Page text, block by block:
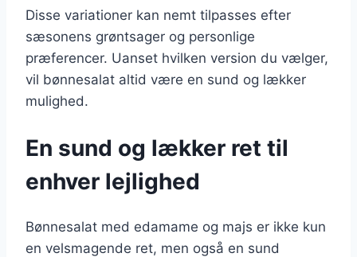
Disse variationer kan nemt tilpasses efter
sæsonens grøntsager og personlige
præferencer. Uanset hvilken version du vælger,
vil bønnesalat altid være en sund og lækker
mulighed.
En sund og lækker ret til
enhver lejlighed
Bønnesalat med edamame og majs er ikke kun
en velsmagende ret, men også en sund